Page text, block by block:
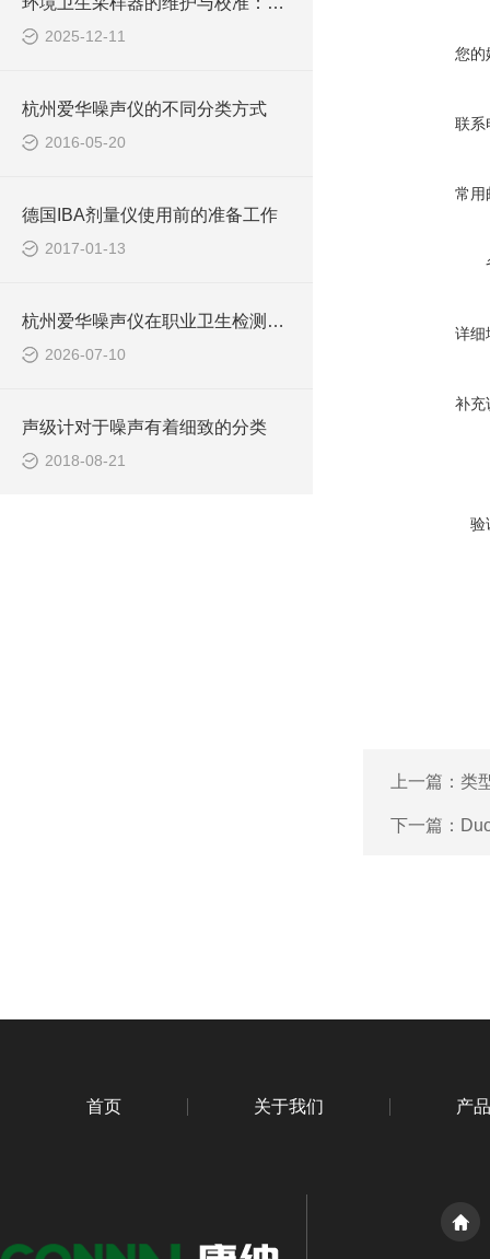
2025-12-11
杭州爱华噪声仪的不同分类方式
2016-05-20
德国IBA剂量仪使用前的准备工作
2017-01-13
杭州爱华噪声仪在职业卫生检测中的实战应用
2026-07-10
声级计对于噪声有着细致的分类
2018-08-21
您的
联系
常用
详细
补充
验
上一篇： 类
下一篇：
首页 关于我们 产